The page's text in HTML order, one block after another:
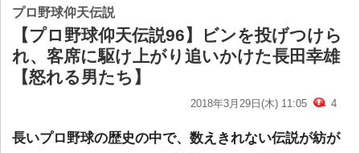
プロ野球仰天伝説
【プロ野球仰天伝説96】ビンを投げつけら
れ、客席に駆け上がり追いかけた長田幸雄
【怒れる男たち】
2018年3月29日(木) 11:05 4
長いプロ野球の歴史の中で、数えきれない伝説が紡が